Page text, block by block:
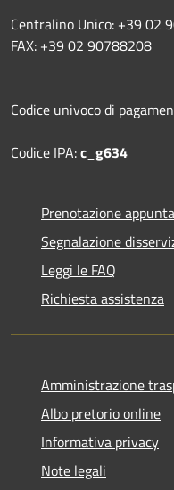
Centralino Unico: +39 02
FAX: +39 02 90788208
Codice univoco di
Codice IPA:c_g634
Prenotazione
Segnalazione
Leggi le FAQ
Richiesta assistenza
Amministrazione
Albo pretorio online
Informativa privacy
Note legali